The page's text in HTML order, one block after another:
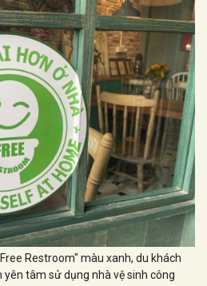
Restroom" màu xanh, du khách
yên tâm sử dụng nhà vệ sinh công